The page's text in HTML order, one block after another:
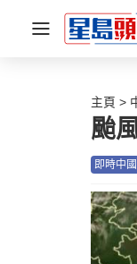
主頁
颱
即時中國